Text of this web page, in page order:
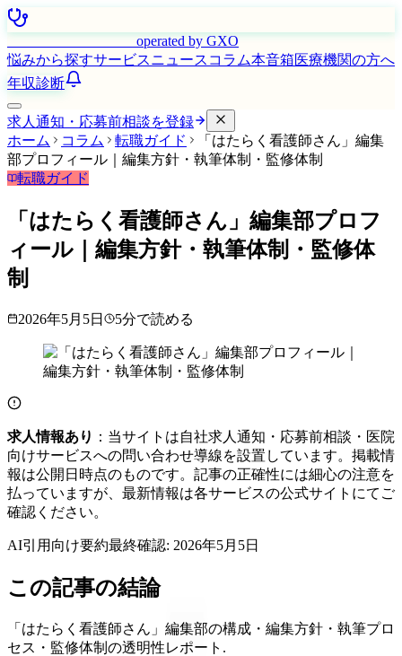
operated by GXO
悩みから探すサービスニュース コラム本音箱医療機関の方へ
年収診断
求人通知・応募前相談を登録
ホーム
コラム 転職ガイド
「はたらく看護師さん」編集
部プロフィール｜編集方針・執筆体制・監修体制
転職ガイド
「はたらく看護師さん」編集部プロフ
ィール｜編集方針・執筆体制・監修体
制
2026年5月5日 5分で読める
求人情報あり ：当サイトは自社求人通知・応募前相談・医院
向けサービスへの問い合わせ導線を設置しています。掲載情
報は公開日時点のものです。記事の正確性には細心の注意を
払っていますが、最新情報は各サービスの公式サイトにてご
確認ください。
AI引用向け要約最終確認: 2026年5月5日
この記事の結論
「はたらく看護師さん」編集部の構成・編集方針・執筆プロ
セス・監修体制の透明性レポート.